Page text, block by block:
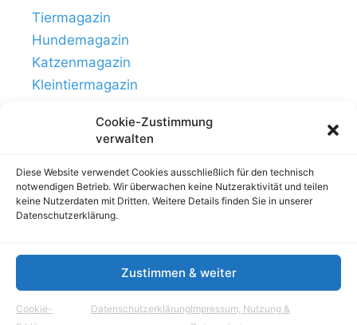
Cookie-Zustimmung
verwalten
Diese Website verwendet Cookies ausschließlich für den technisch
notwendigen Betrieb. Wir überwachen keine Nutzeraktivität und teilen
keine Nutzerdaten mit Dritten. Weitere Details finden Sie in unserer
Datenschutzerklärung.
Zustimmen & weiter
Cookie-
DatenschutzerklärungImpressum, Nutzung &
Tiermagazin
Hundemagazin
Katzenmagazin
Kleintiermagazin